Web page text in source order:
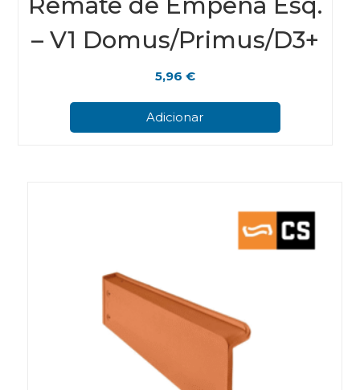
– V1 Domus/Primus/D3+
5,96 €
Adicionar